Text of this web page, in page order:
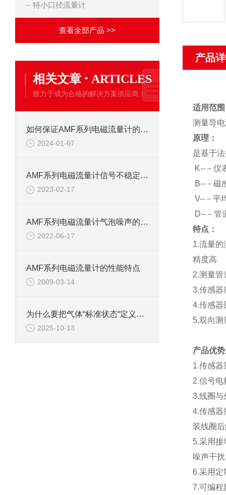
特小口径流量计
查看全部产品 >>
相关文章 · ARTICLES
致力于成为合格的解决方案供应商！
如何保证AMF系列电磁流量计的测量精度
2024-01-07
AMF系列电磁流量计信号不稳定三大原因
2023-02-17
AMF系列电磁流量计气泡噪声的解决方法
2022-06-17
AMF系列电磁流量计的性能特点
2009-03-14
为什么要把气体“标准状态“定义为:273.15K，0.101325MPa?
2025-10-13
产品
适用范
测量导
原理：
是基于
K--－仪
B--－磁
V--－平
D--－管
特点：
1.流量的
精度高
2.测量管
3.传感器
4.传感器
5.双向测
产品优
1.传感器
2.信号电
3.线圈与
4.传感器
装线圈
5.采用接
噪声干
6.采用定
7.可编程